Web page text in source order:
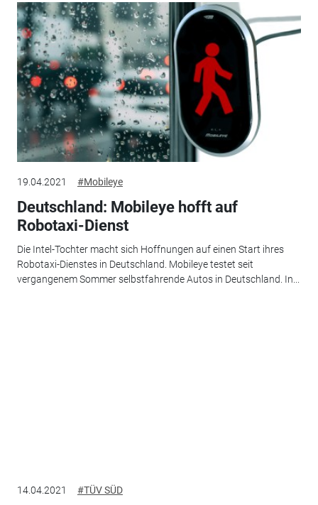
19.04.2021 #Mobileye
Deutschland: Mobileye hofft auf
Robotaxi-Dienst
Die Intel-Tochter macht sich Hoffnungen auf einen Start ihres
Robotaxi-Dienstes in Deutschland. Mobileye testet seit
vergangenem Sommer selbstfahrende Autos in Deutschland. In...
14.04.2021 #TÜV SÜD